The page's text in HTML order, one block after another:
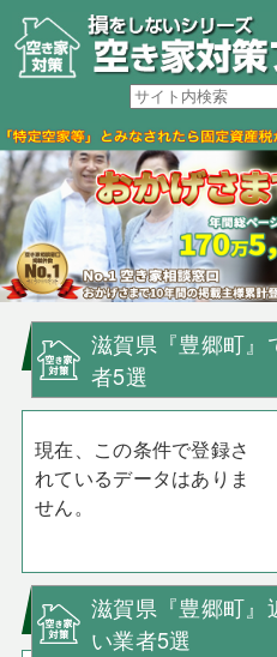
滋賀県『豊郷町』
者5選
現在、この条件で登録さ
れているデータはありま
せん。
滋賀県『豊郷町』
い業者5選